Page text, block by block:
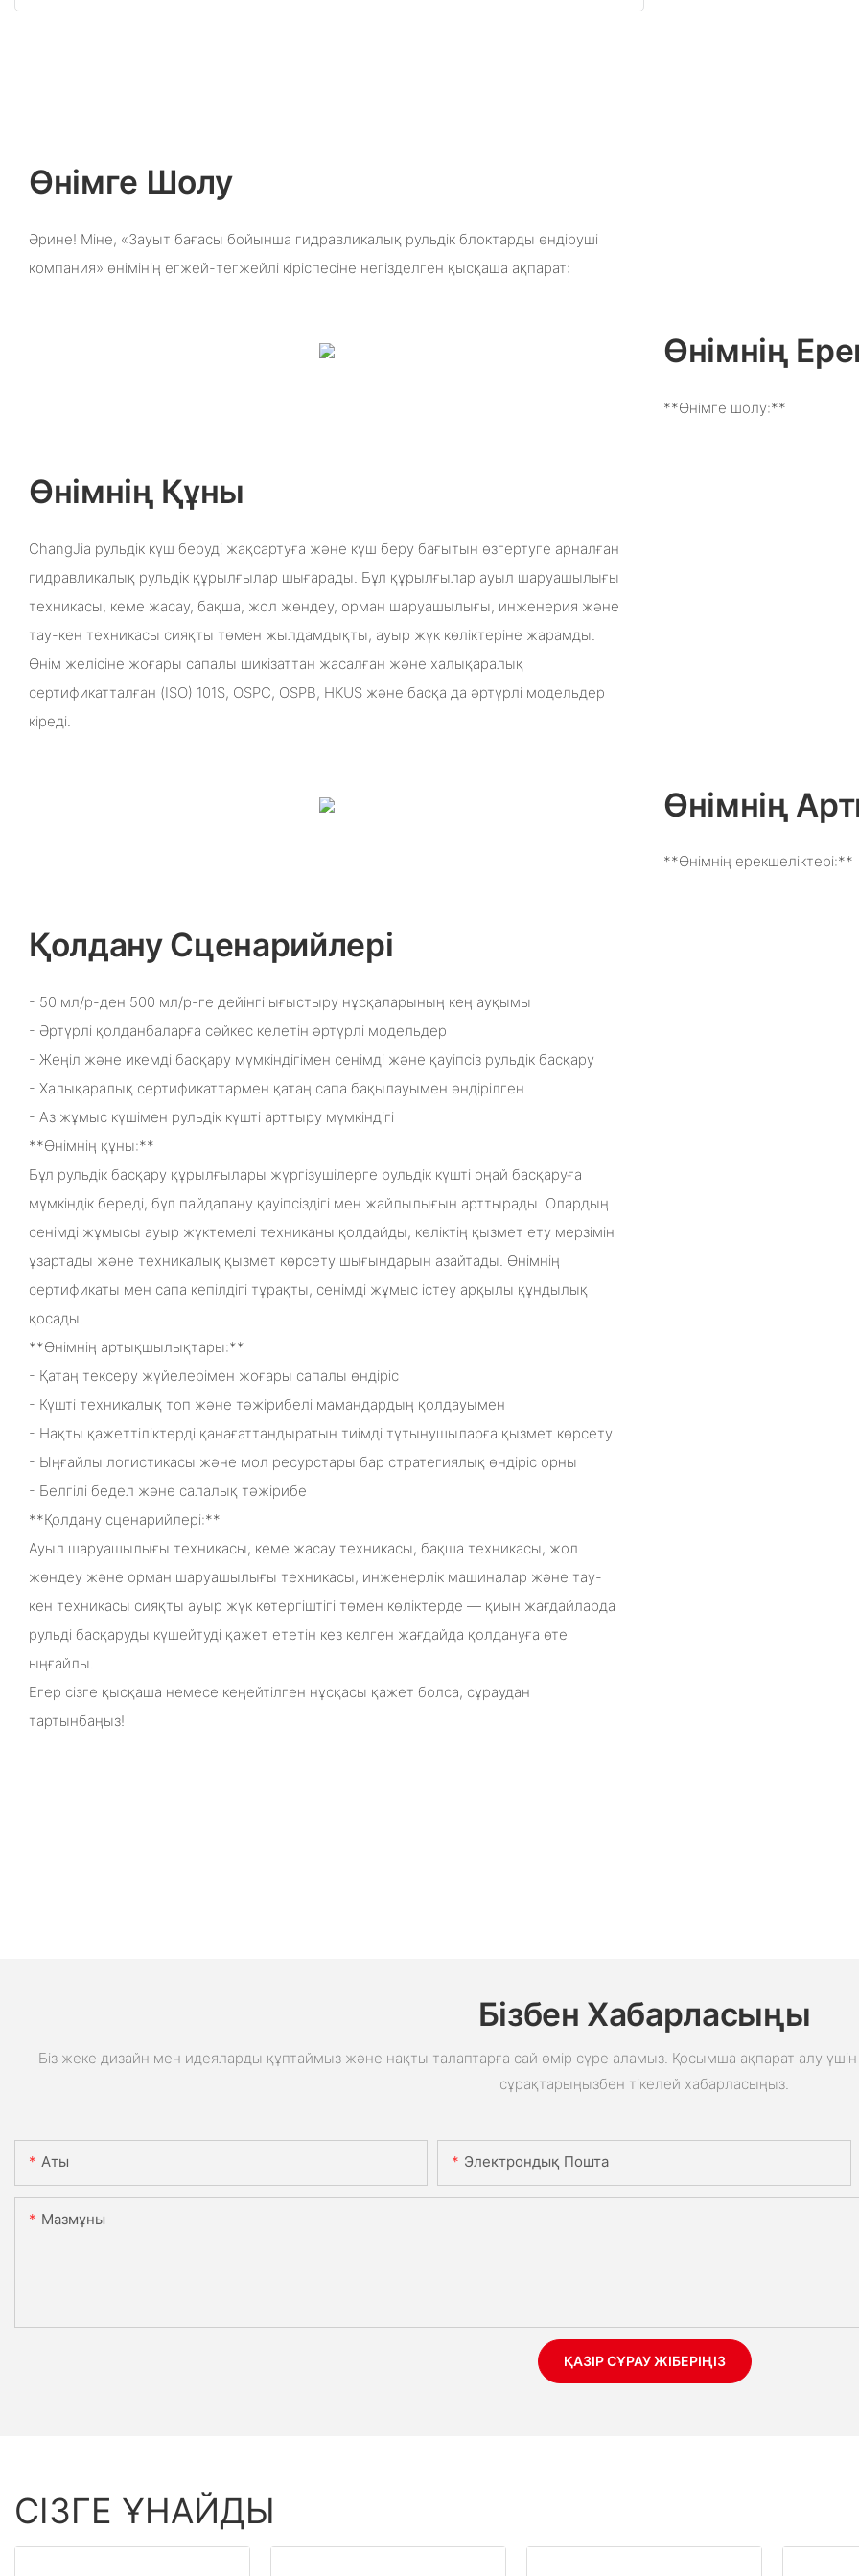
Өнімге Шолу
Әрине! Міне, «Зауыт бағасы бойынша гидравликалық рульдік блоктарды өндіруші
компания» өнімінің егжей-тегжейлі кіріспесіне негізделген қысқаша ақпарат:
Өнімнің
**Өнімге шолу:**
Өнімнің Құны
ChangJia рульдік күш беруді жақсартуға және күш беру бағытын өзгертуге арналған
гидравликалық рульдік құрылғылар шығарады. Бұл құрылғылар ауыл шаруашылығы
техникасы, кеме жасау, бақша, жол жөндеу, орман шаруашылығы, инженерия және
тау-кен техникасы сияқты төмен жылдамдықты, ауыр жүк көліктеріне жарамды.
Өнім желісіне жоғары сапалы шикізаттан жасалған және халықаралық
сертификатталған (ISO) 101S, OSPC, OSPB, HKUS және басқа да әртүрлі модельдер
кіреді.
Өнімнің
**Өнімнің ерекшеліктері:**
Қолдану Сценарийлері
- 50 мл/р-ден 500 мл/р-ге дейінгі ығыстыру нұсқаларының кең ауқымы
- Әртүрлі қолданбаларға сәйкес келетін әртүрлі модельдер
- Жеңіл және икемді басқару мүмкіндігімен сенімді және қауіпсіз рульдік басқару
- Халықаралық сертификаттармен қатаң сапа бақылауымен өндірілген
- Аз жұмыс күшімен рульдік күшті арттыру мүмкіндігі
**Өнімнің құны:**
Бұл рульдік басқару құрылғылары жүргізушілерге рульдік күшті оңай басқаруға
мүмкіндік береді, бұл пайдалану қауіпсіздігі мен жайлылығын арттырады. Олардың
сенімді жұмысы ауыр жүктемелі техниканы қолдайды, көліктің қызмет ету мерзімін
ұзартады және техникалық қызмет көрсету шығындарын азайтады. Өнімнің
сертификаты мен сапа кепілдігі тұрақты, сенімді жұмыс істеу арқылы құндылық
қосады.
**Өнімнің артықшылықтары:**
- Қатаң тексеру жүйелерімен жоғары сапалы өндіріс
- Күшті техникалық топ және тәжірибелі мамандардың қолдауымен
- Нақты қажеттіліктерді қанағаттандыратын тиімді тұтынушыларға қызмет көрсету
- Ыңғайлы логистикасы және мол ресурстары бар стратегиялық өндіріс орны
- Белгілі бедел және салалық тәжірибе
**Қолдану сценарийлері:**
Ауыл шаруашылығы техникасы, кеме жасау техникасы, бақша техникасы, жол
жөндеу және орман шаруашылығы техникасы, инженерлік машиналар және тау-
кен техникасы сияқты ауыр жүк көтергіштігі төмен көліктерде — қиын жағдайларда
рульді басқаруды күшейтуді қажет ететін кез келген жағдайда қолдануға өте
ыңғайлы.
Егер сізге қысқаша немесе кеңейтілген нұсқасы қажет болса, сұраудан
тартынбаңыз!
Бізбен Хабарласыңы
Біз жеке дизайн мен идеяларды құптаймыз және нақты талаптарға сай өмір сүре аламыз. Қосымша ақпарат алу
сұрақтарыңызбен тікелей хабарласыңыз.
Аты Электрондық Пошта
Мазмұны
ҚАЗІР СҰРАУ ЖІБЕРІҢІЗ
СІЗГЕ ҰНАЙДЫ